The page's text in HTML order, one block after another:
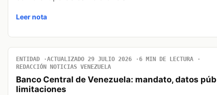
Leer nota
ENTIDAD ACTUALIZADO 29 JULIO 2026
6 MIN DE LECTURA
REDACCIÓN NOTICIAS VENEZUELA
Banco Central de Venezuela: mandato, datos
limitaciones